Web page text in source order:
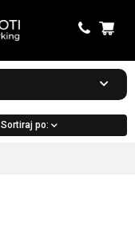
Sortiraj po: